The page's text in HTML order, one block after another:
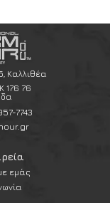
+ είναι
που
και
Καλλιθέα
176 76
7743
εμάς